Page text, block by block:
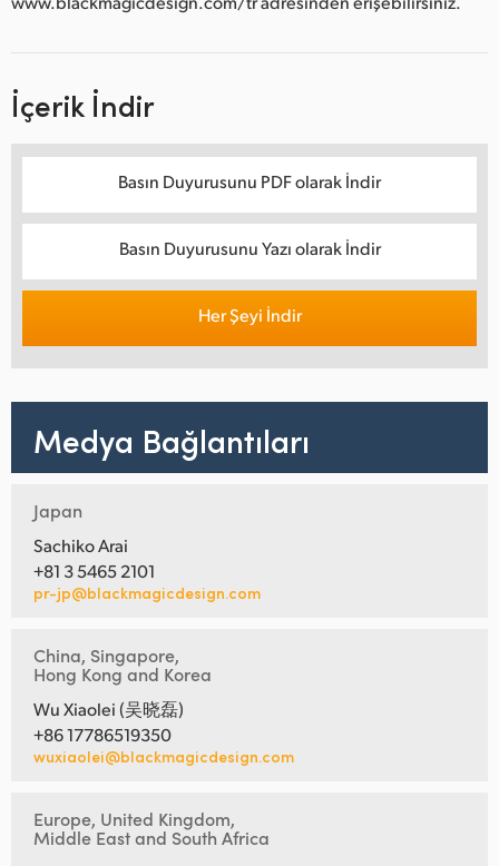
İçerik İndir
Basın Duyurusunu PDF olarak İndir
Basın Duyurusunu Yazı olarak İndir
Her Şeyi İndir
Medya Bağlantıları
Japan
Sachiko Arai
+81 3 5465 2101
pr-jp@blackmagicdesign.com
China, Singapore,
Hong Kong and Korea
Wu Xiaolei (吴晓磊)
+86 17786519350
wuxiaolei@blackmagicdesign.com
Europe, United Kingdom,
Middle East and South Africa